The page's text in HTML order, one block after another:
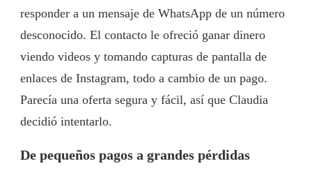
responder a un mensaje de WhatsApp de un número
desconocido. El contacto le ofreció ganar dinero
viendo videos y tomando capturas de pantalla de
enlaces de Instagram, todo a cambio de un pago.
Parecía una oferta segura y fácil, así que Claudia
decidió intentarlo.
De pequeños pagos a grandes pérdidas